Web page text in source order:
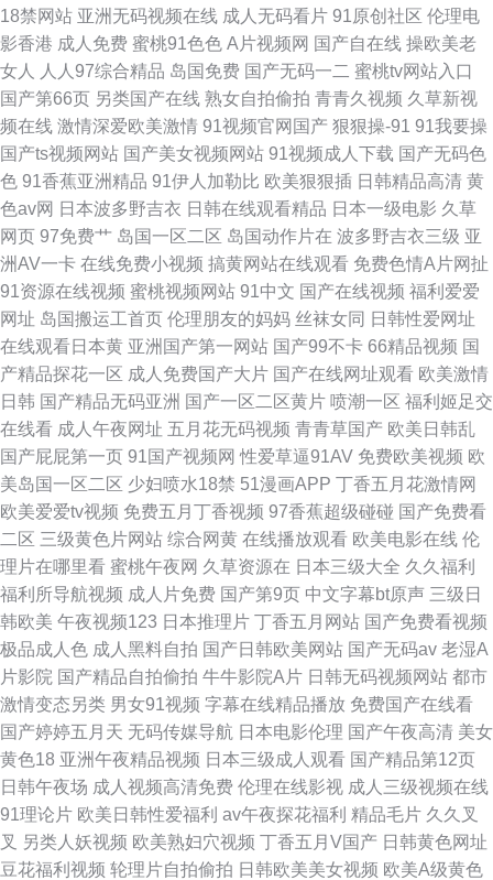
18禁网站 亚洲无码视频在线 成人无码看片 91原创社区 伦理电
影香港 成人免费 蜜桃91色色 A片视频网 国产自在线 操欧美老
女人
人人97综合精品 岛国免费 国产无码一二 蜜桃tv网站入口
国产第66页 另类国产在线 熟女自拍偷拍 青青久视频 久草新视
频在线 激情深爱欧美激情 91视频官网国产 狠狠操-91 91我要操
国产ts视频网站 国产美女视频网站 91视频成人下载 国产无码色
色 91香蕉亚洲精品 91伊人加勒比 欧美狠狠插 日韩精品高清 黄
色av网 日本波多野吉衣 日韩在线观看精品 日本一级电影 久草
网页 97免费艹 岛国一区二区 岛国动作片在 波多野吉衣三级 亚
洲AV一卡 在线免费小视频 搞黄网站在线观看 免费色情A片网扯
91资源在线视频 蜜桃视频网站 91中文 国产在线视频 福利爱爱
网址 岛国搬运工首页 伦理朋友的妈妈 丝袜女同 日韩性爱网址
在线观看日本黄 亚洲国产第一网站 国产99不卡 66精品视频 国
产精品探花一区 成人免费国产大片 国产在线网址观看 欧美激情
日韩 国产精品无码亚洲 国产一区二区黄片 喷潮一区 福利姬足交
在线看 成人午夜网址 五月花无码视频 青青草国产 欧美日韩乱
国产屁屁第一页 91国产视频网 性爱草逼91AV 免费欧美视频 欧
美岛国一区二区 少妇喷水18禁 51漫画APP 丁香五月花激情网
欧美爱爱tv视频 免费五月丁香视频 97香蕉超级碰碰 国产免费看
二区 三级黄色片网站 综合网黄 在线播放观看 欧美电影在线 伦
理片在哪里看 蜜桃午夜网 久草资源在 日本三级大全 久久福利
福利所导航视频 成人片免费 国产第9页 中文字幕bt原声 三级日
韩欧美 午夜视频123 日本推理片 丁香五月网站 国产免费看视频
极品成人色 成人黑料自拍 国产日韩欧美网站 国产无码av 老湿A
片影院 国产精品自拍偷拍 牛牛影院A片 日韩无码视频网站 都市
激情变态另类 男女91视频 字幕在线精品播放 免费国产在线看
国产婷婷五月天 无码传媒导航 日本电影伦理 国产午夜高清 美女
黄色18 亚洲午夜精品视频 日本三级成人观看 国产精品第12页
日韩午夜场 成人视频高清免费 伦理在线影视 成人三级视频在线
91理论片 欧美日韩性爱福利 av午夜探花福利 精品毛片 久久叉
叉 另类人妖视频 欧美熟妇穴视频 丁香五月V国产 日韩黄色网址
豆花福利视频 轮理片自拍偷拍 日韩欧美美女视频 欧美A级黄色